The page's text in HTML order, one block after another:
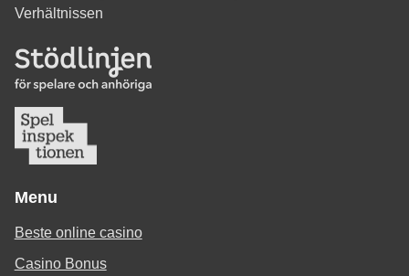
Verhältnissen
Menu
Beste online casino
Casino Bonus